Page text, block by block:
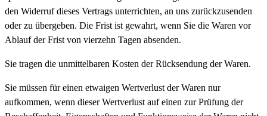
den Widerruf dieses Vertrags unterrichten, an uns zurückzusenden
oder zu übergeben. Die Frist ist gewahrt, wenn Sie die Waren vor
Ablauf der Frist von vierzehn Tagen absenden.
Sie tragen die unmittelbaren Kosten der Rücksendung der Waren.
Sie müssen für einen etwaigen Wertverlust der Waren nur
aufkommen, wenn dieser Wertverlust auf einen zur Prüfung der